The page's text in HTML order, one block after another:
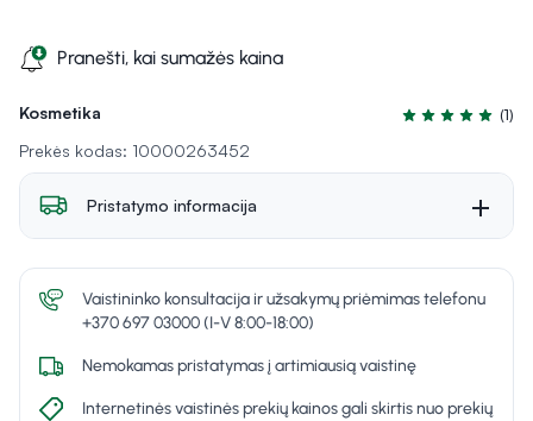
Kosmetika
Įvertinimas 5.0
(1)
Prekės kodas: 10000263452
Pranešti, kai sumažės kaina
Pristatymo informacija
Vaistininko konsultacija ir užsakymų priėmimas telefonu
+370 697 03000 (I-V 8:00-18:00)
Nemokamas pristatymas į artimiausią vaistinę
Internetinės vaistinės prekių kainos gali skirtis nuo prekių